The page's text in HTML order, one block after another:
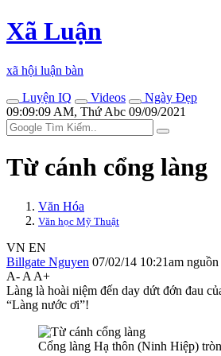
Xã Luận
xã hội luận bàn
Luyện IQ
Videos
Ngày Đẹp
09:09:09 AM, Thứ Abc 09/09/2021
Từ cánh cổng làng
Văn Hóa
Văn học Mỹ Thuật
VN EN
Billgate Nguyen 07/02/14 10:21am nguồn
A- A A+
Làng là hoài niệm đến day dứt đớn đau
“Làng nước ơi”!
Cổng làng Hạ thôn (Ninh Hiệp)